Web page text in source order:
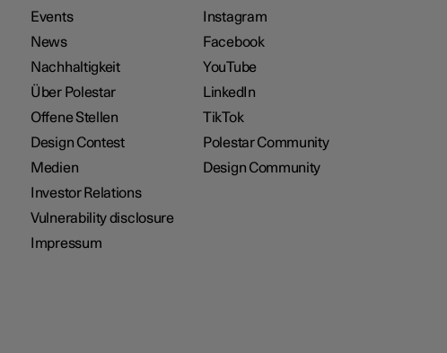
Events
News
Nachhaltigkeit
Über Polestar
Offene Stellen
Design Contest
Medien
Investor Relations
Vulnerability disclosure
Impressum
Instagram
Facebook
YouTube
LinkedIn
TikTok
Polestar Community
Design Community